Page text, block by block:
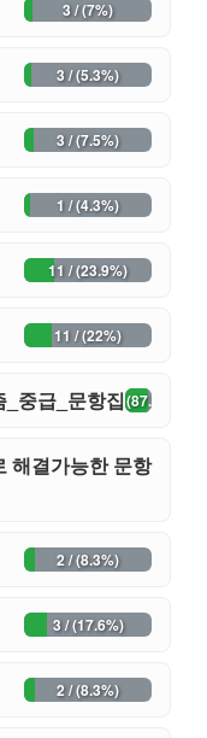
3 / (7%)
3 / (5.3%)
3 / (7.5%)
1 / (4.3%)
11 / (23.9%)
11 / (22%)
_중급_문항집34 / (87.2%)
해결가능한 문항
29 / (67.4%)
2 / (8.3%)
3 / (17.6%)
2 / (8.3%)